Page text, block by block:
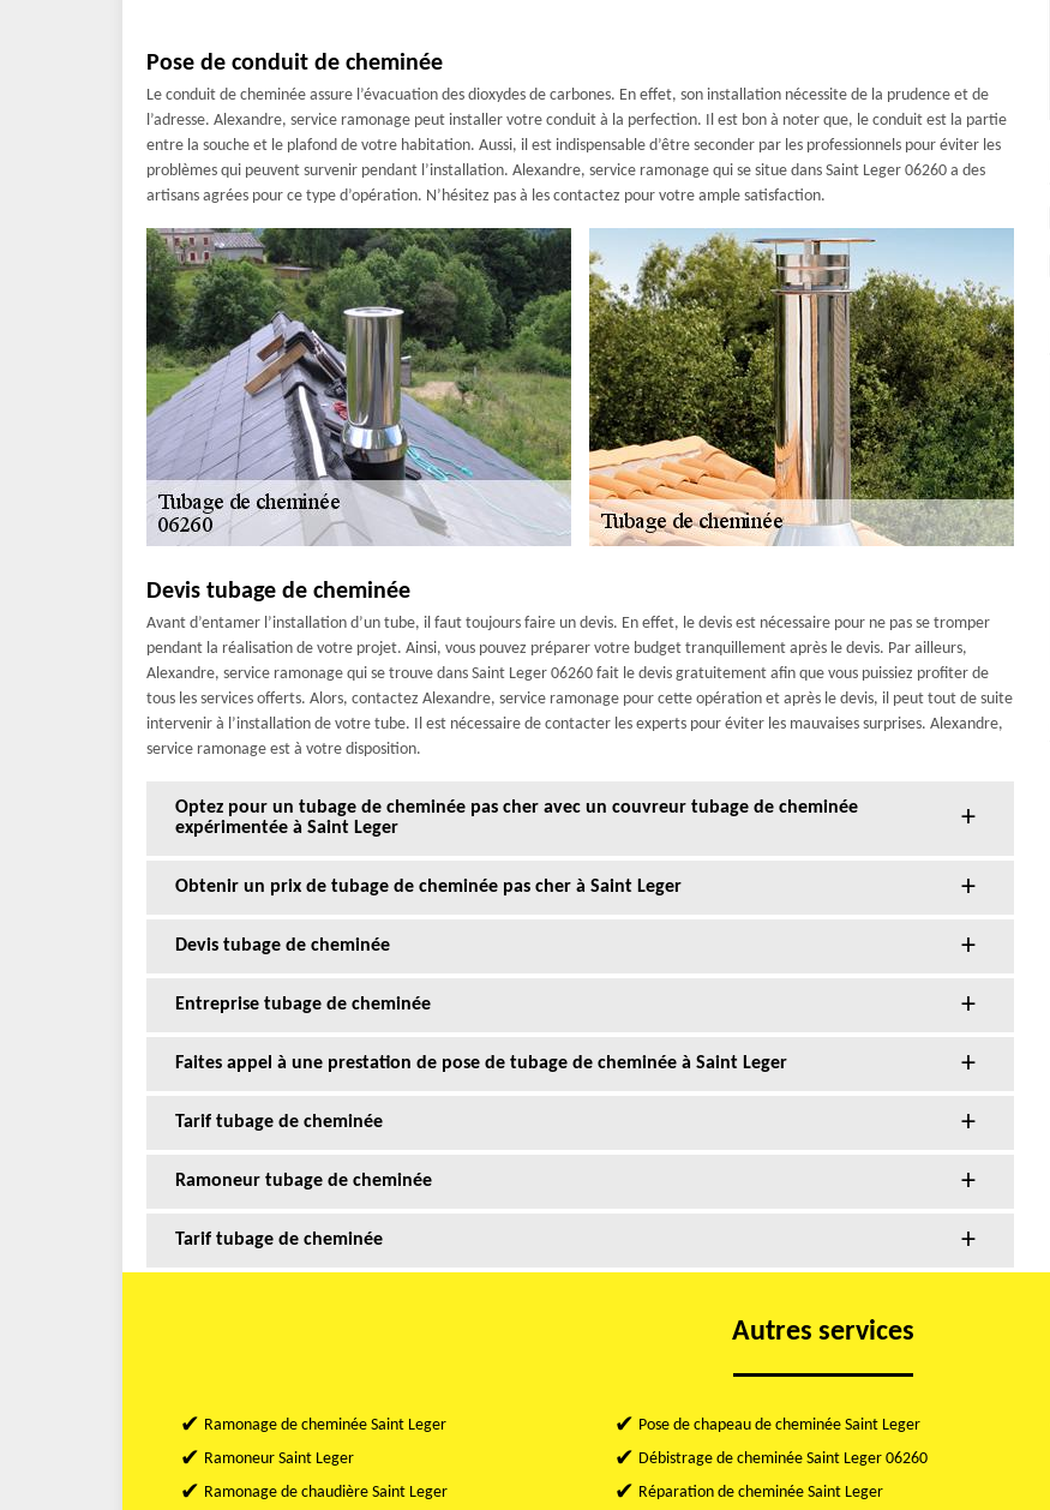
Pose de conduit de cheminée
Le conduit de cheminée assure l’évacuation des dioxydes de carbones. En effet, son installation nécessite de la prudence et de
l’adresse. Alexandre, service ramonage peut installer votre conduit à la perfection. Il est bon à noter que, le conduit est la partie
entre la souche et le plafond de votre habitation. Aussi, il est indispensable d’être seconder par les professionnels pour éviter les
problèmes qui peuvent survenir pendant l’installation. Alexandre, service ramonage qui se situe dans Saint Leger 06260 a des
artisans agrées pour ce type d’opération. N’hésitez pas à les contactez pour votre ample satisfaction.
Devis tubage de cheminée
Avant d’entamer l’installation d’un tube, il faut toujours faire un devis. En effet, le devis est nécessaire pour ne pas se tromper
pendant la réalisation de votre projet. Ainsi, vous pouvez préparer votre budget tranquillement après le devis. Par ailleurs,
Alexandre, service ramonage qui se trouve dans Saint Leger 06260 fait le devis gratuitement afin que vous puissiez profiter de
tous les services offerts. Alors, contactez Alexandre, service ramonage pour cette opération et après le devis, il peut tout de suite
intervenir à l’installation de votre tube. Il est nécessaire de contacter les experts pour éviter les mauvaises surprises. Alexandre,
service ramonage est à votre disposition.
Optez pour un tubage de cheminée pas cher avec un couvreur tubage de cheminée
expérimentée à Saint Leger
Obtenir un prix de tubage de cheminée pas cher à Saint Leger
Devis tubage de cheminée
Entreprise tubage de cheminée
Faites appel à une prestation de pose de tubage de cheminée à Saint Leger
Tarif tubage de cheminée
Ramoneur tubage de cheminée
Tarif tubage de cheminée
Autres services
Ramonage de cheminée Saint Leger
Ramoneur Saint Leger
Ramonage de chaudière Saint Leger
Pose de chapeau de cheminée Saint Leger
Débistrage de cheminée Saint Leger 06260
Réparation de cheminée Saint Leger